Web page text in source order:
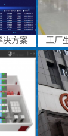
决方案 工厂